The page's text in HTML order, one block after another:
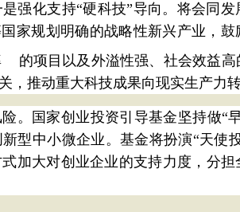
强化支持“硬科技”导向。将会同发
家规划明确的战略性新兴产业，鼓
的项目以及外溢性强、社会效益
推动重大科技成果向现实生产力转
。国家创业投资引导基金坚持做“
型中小微企业。基金将扮演“天使
加大对创业企业的支持力度，分担